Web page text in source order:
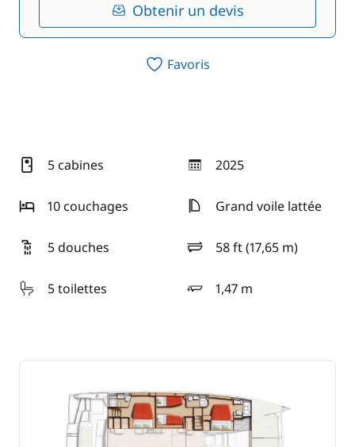
Obtenir un devis
Favoris
5 cabines 2025
année
10 couchages
Grand voile lattée
5 douches 58 ft (17,65 m)
longueur
5 toilettes
1,47 m
tirant d'eau